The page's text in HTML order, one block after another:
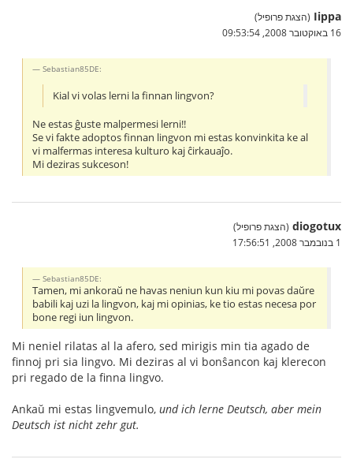
Iippa (הצגת פרופיל)
16 באוקטובר 2008, 09:53:54
Sebastian85DE:
Kial vi volas lerni la finnan lingvon?
Ne estas ĝuste malpermesi lerni!!
Se vi fakte adoptos finnan lingvon mi estas konvinkita ke al
vi malfermas interesa kulturo kaj ĉirkauaĵo.
Mi deziras sukceson!
diogotux (הצגת פרופיל)
1 בנובמבר 2008, 17:56:51
Sebastian85DE:
Tamen, mi ankoraŭ ne havas neniun kun kiu mi povas daŭre
babili kaj uzi la lingvon, kaj mi opinias, ke tio estas necesa por
bone regi iun lingvon.
Mi neniel rilatas al la afero, sed mirigis min tia agado de
finnoj pri sia lingvo. Mi deziras al vi bonŝancon kaj klerecon
pri regado de la finna lingvo.
Ankaŭ mi estas lingvemulo, und ich lerne Deutsch, aber mein
Deutsch ist nicht zehr gut.